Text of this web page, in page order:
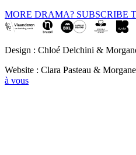
MORE DRAMA? SUBSCRIBE
Design : Chloé Delchini &
Website : Clara Pasteau &
à vous